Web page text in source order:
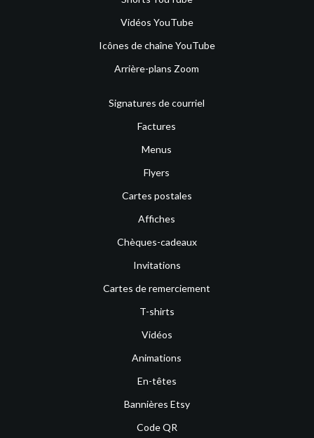
Vidéos YouTube
Icônes de chaîne YouTube
Arrière-plans Zoom
Signatures de courriel
Factures
Menus
Flyers
Cartes postales
Affiches
Chèques-cadeaux
Invitations
Cartes de remerciement
T-shirts
Vidéos
Animations
En-têtes
Bannières Etsy
Code QR